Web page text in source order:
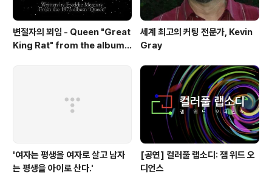
변절자의 꾀임 - Queen "Great
King Rat" from the album
세계 최고의 커팅 전문가, Kevin
Gray
'여자는 평생을 여자로 살고 남자
는 평생을 아이로 산다.'
[공연] 컬러풀 랩소디: 잼 위드 오
디언스